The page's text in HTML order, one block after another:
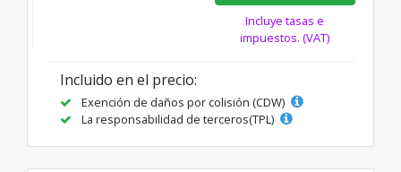
Incluye tasas e
impuestos. (VAT)
Incluido en el precio:
Exención de daños por colisión (CDW)
La responsabilidad de terceros(TPL)